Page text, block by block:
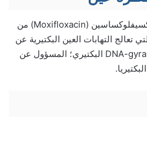
تحتوي على المادة الفعالة موكسيفلوكساسين (Moxifloxacin) من
تعالج التهابات العين البكتيرية عن
طريق منع وقف عمل إنزيم DNA-gyrase البكتيري؛ المسؤول عن